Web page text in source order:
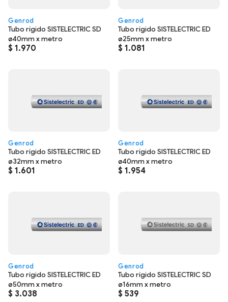
Genrod
Tubo rígido SISTELECTRIC SD
ø40mm x metro
$ 1.970
Genrod
Tubo rígido SISTELECTRIC ED
ø25mm x metro
$ 1.081
Genrod
Tubo rígido SISTELECTRIC ED
ø32mm x metro
$ 1.601
Genrod
Tubo rígido SISTELECTRIC ED
ø40mm x metro
$ 1.954
Genrod
Tubo rígido SISTELECTRIC ED
ø50mm x metro
$ 3.038
Genrod
Tubo rígido SISTELECTRIC SD
ø16mm x metro
$ 539